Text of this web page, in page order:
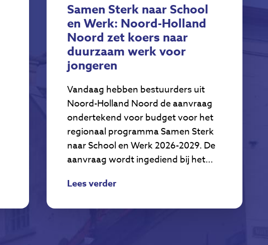
Samen Sterk naar School
en Werk: Noord-Holland
Noord zet koers naar
duurzaam werk voor
jongeren
Vandaag hebben bestuurders uit
Noord-Holland Noord de aanvraag
ondertekend voor budget voor het
regionaal programma Samen Sterk
naar School en Werk 2026-2029. De
aanvraag wordt ingediend bij het...
Lees verder